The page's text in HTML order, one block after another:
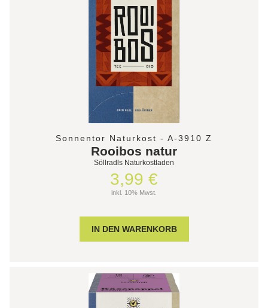
Sonnentor Naturkost - A-3910 Z
Rooibos natur
Söllradls Naturkostladen
3,99 €
inkl. 10% Mwst.